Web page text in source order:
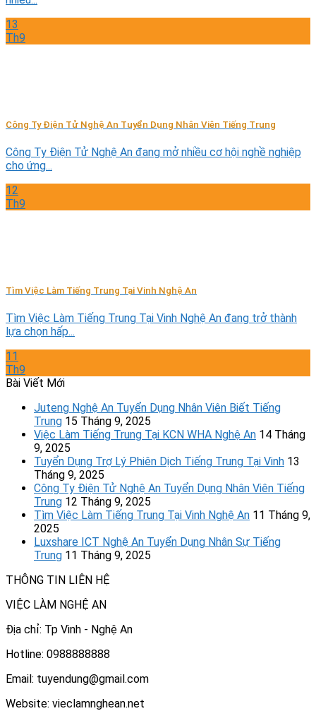
13
Th9
Công Ty Điện Tử Nghệ An Tuyển Dụng Nhân Viên Tiếng Trung
Công Ty Điện Tử Nghệ An đang mở nhiều cơ hội nghề nghiệp
cho ứng...
12
Th9
Tìm Việc Làm Tiếng Trung Tại Vinh Nghệ An
Tìm Việc Làm Tiếng Trung Tại Vinh Nghệ An đang trở thành
lựa chọn hấp...
11
Th9
Bài Viết Mới
Juteng Nghệ An Tuyển Dụng Nhân Viên Biết Tiếng
Trung 15 Tháng 9, 2025
Việc Làm Tiếng Trung Tại KCN WHA Nghệ An 14 Tháng
9, 2025
Tuyển Dụng Trợ Lý Phiên Dịch Tiếng Trung Tại Vinh 13
Tháng 9, 2025
Công Ty Điện Tử Nghệ An Tuyển Dụng Nhân Viên Tiếng
Trung 12 Tháng 9, 2025
Tìm Việc Làm Tiếng Trung Tại Vinh Nghệ An 11 Tháng 9,
2025
Luxshare ICT Nghệ An Tuyển Dụng Nhân Sự Tiếng
Trung 11 Tháng 9, 2025
THÔNG TIN LIÊN HỆ
VIỆC LÀM NGHỆ AN
Địa chỉ: Tp Vinh - Nghệ An
Hotline: 0988888888
Email: tuyendung@gmail.com
Website: vieclamnghean.net